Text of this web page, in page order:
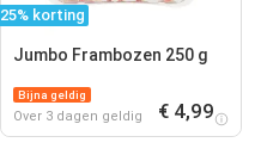
25% korting
Jumbo Frambozen 250 g
Bijna geldig
Over 3 dagen geldig € 4,99